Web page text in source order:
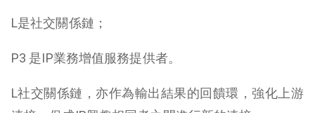
L是社交關係鏈；
P3 是IP業務增值服務提供者。
L社交關係鏈，亦作為輸出結果的回饋環，強化上游